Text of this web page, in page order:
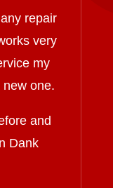
repair
very
my
one.
and
Dank